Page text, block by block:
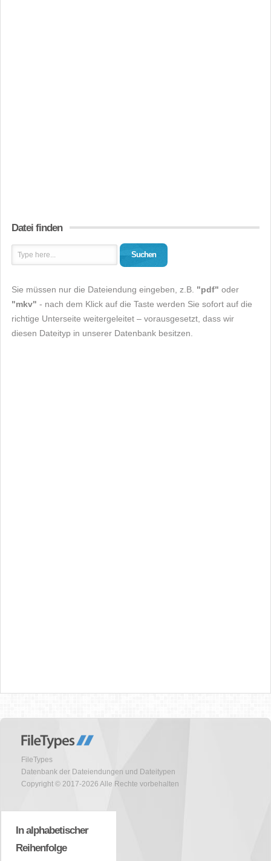
Datei finden
Suchen
Sie müssen nur die Dateiendung eingeben, z.B. "pdf" oder
"mkv" - nach dem Klick auf die Taste werden Sie sofort auf die
richtige Unterseite weitergeleitet – vorausgesetzt, dass wir
diesen Dateityp in unserer Datenbank besitzen.
FileTypes
Datenbank der Dateiendungen und Dateitypen
Copyright © 2017-2026 Alle Rechte vorbehalten
In alphabetischer
Reihenfolge